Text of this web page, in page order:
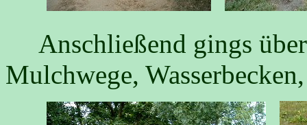
Anschließend gings
Mulchwege, Wasserbecken,